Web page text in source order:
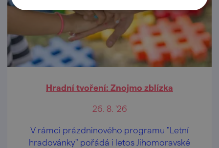
Hradní tvoření: Znojmo zblízka
26. 8. '26
V rámci prázdninového programu "Letní
hradovánky" pořádá i letos Jihomoravské